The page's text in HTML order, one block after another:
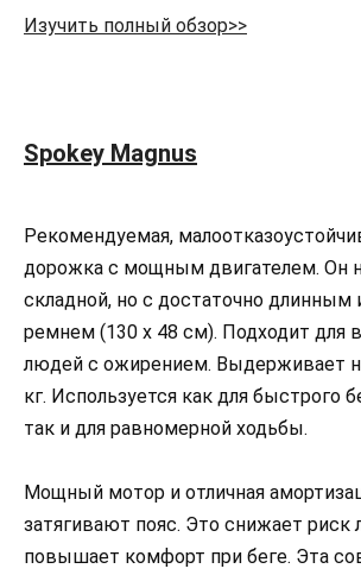
Изучить полный обзор>>
Spokey Magnus
Рекомендуемая,
дорожка с мощным двигателем. Он
складной, но с достаточно
ремнем (130 x 48 см). Подходит для
людей с ожирением. Выдерживает
кг. Используется как для быстрого
так и для равномерной ходьбы.
Мощный мотор и отличная
затягивают пояс. Это снижает
повышает комфорт при беге. Эта